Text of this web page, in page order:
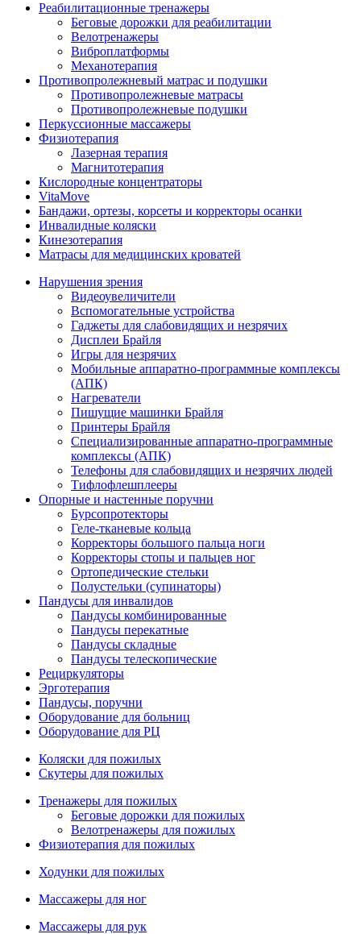
Реабилитационные тренажеры
Беговые дорожки для реабилитации
Велотренажеры
Виброплатформы
Механотерапия
Противопролежневый матрас и подушки
Противопролежневые матрасы
Противопролежневые подушки
Перкуссионные массажеры
Физиотерапия
Лазерная терапия
Магнитотерапия
Кислородные концентраторы
VitaMove
Бандажи, ортезы, корсеты и корректоры осанки
Инвалидные коляски
Кинезотерапия
Матрасы для медицинских кроватей
Нарушения зрения
Видеоувеличители
Вспомогательные устройства
Гаджеты для слабовидящих и незрячих
Дисплеи Брайля
Игры для незрячих
Мобильные аппаратно-программные комплексы
(АПК)
Нагреватели
Пишущие машинки Брайля
Принтеры Брайля
Специализированные аппаратно-программные
комплексы (АПК)
Телефоны для слабовидящих и незрячих людей
Тифлофлешплееры
Опорные и настенные поручни
Бурсопротекторы
Геле-тканевые кольца
Корректоры большого пальца ноги
Корректоры стопы и пальцев ног
Ортопедические стельки
Полустельки (супинаторы)
Пандусы для инвалидов
Пандусы комбинированные
Пандусы перекатные
Пандусы складные
Пандусы телескопические
Рециркуляторы
Эрготерапия
Пандусы, поручни
Оборудование для больниц
Оборудование для РЦ
Коляски для пожилых
Скутеры для пожилых
Тренажеры для пожилых
Беговые дорожки для пожилых
Велотренажеры для пожилых
Физиотерапия для пожилых
Ходунки для пожилых
Массажеры для ног
Массажеры для рук